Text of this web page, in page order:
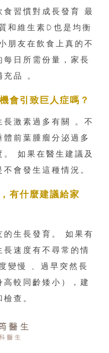
食習慣對成長發育 最
和維生素D也是均衡
朋友在飲食上真的不
日所需份量，家長
品 。
會引致巨人症嗎？
長激素過多有關 。不
前葉腫瘤分泌過多
如果在醫生建議及
不會發生這種情況。
有什麼建議給家
的生長發育。 如果有
速度有不尋常的情
變慢 、過早突然長
較同齡矮小），建
檢查。